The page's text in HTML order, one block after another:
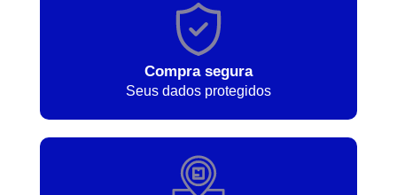
Compra segura
Seus dados protegidos